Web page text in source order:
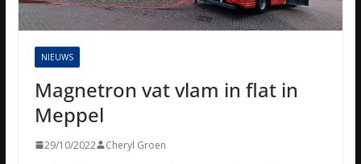
NIEUWS
Magnetron vat vlam in flat in
Meppel
29/10/2022 Cheryl Groen